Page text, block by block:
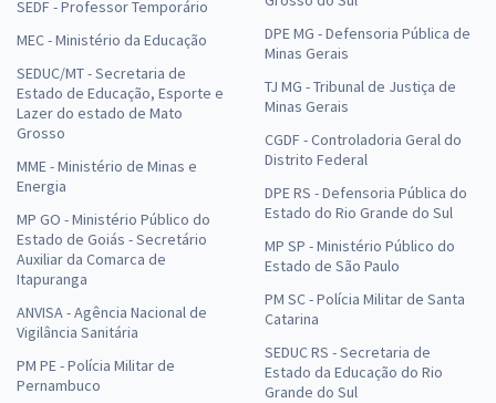
SEDF - Professor Temporário
MEC - Ministério da Educação
SEDUC/MT - Secretaria de
Estado de Educação, Esporte e
Lazer do estado de Mato
Grosso
MME - Ministério de Minas e
Energia
MP GO - Ministério Público do
Estado de Goiás - Secretário
Auxiliar da Comarca de
Itapuranga
ANVISA - Agência Nacional de
Vigilância Sanitária
PM PE - Polícia Militar de
Pernambuco
DPE MG - Defensoria Pública de
Minas Gerais
TJ MG - Tribunal de Justiça de
Minas Gerais
CGDF - Controladoria Geral do
Distrito Federal
DPE RS - Defensoria Pública do
Estado do Rio Grande do Sul
MP SP - Ministério Público do
Estado de São Paulo
PM SC - Polícia Militar de Santa
Catarina
SEDUC RS - Secretaria de
Estado da Educação do Rio
Grande do Sul